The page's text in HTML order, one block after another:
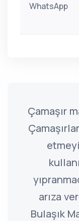
WhatsApp
Çamaşır
arıza
Bulaşık